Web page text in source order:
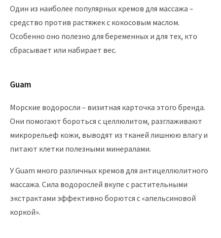
Один из наиболее популярных кремов для массажа –
средство против растяжек с кокосовым маслом.
Особенно оно полезно для беременных и для тех, кто
сбрасывает или набирает вес.
Guam
Морские водоросли – визитная карточка этого бренда.
Они помогают бороться с целлюлитом, разглаживают
микрорельеф кожи, выводят из тканей лишнюю влагу и
питают клетки полезными минералами.
У Guam много различных кремов для антицеллюлитного
массажа. Сила водорослей вкупе с растительными
экстрактами эффективно борются с «апельсиновой
коркой».